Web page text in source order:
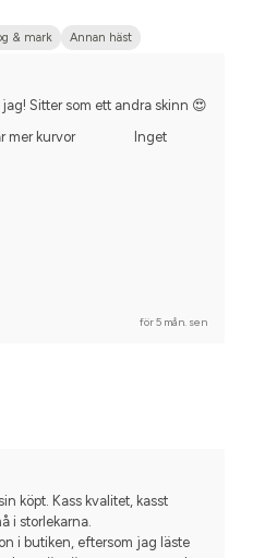
& mark
Annan häst
Sitter som ett andra skinn 😍
mer kurvor
Inget
för 5 mån. sen
köpt. Kass kvalitet, kasst
i storlekarna.
i butiken, eftersom jag läste